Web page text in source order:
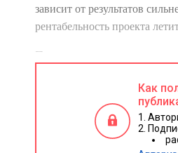
зависит от результатов
рентабельность проекта
При условно идеальном
Другая типичная беседас
современный сайт, внешне
Как